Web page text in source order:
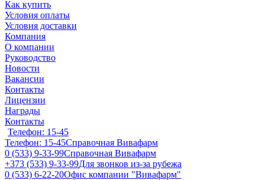
Как купить
Условия оплаты
Условия доставки
Компания
О компании
Руководство
Новости
Вакансии
Контакты
Лицензии
Награды
Контакты
Телефон: 15-45
Телефон: 15-45Справочная Вивафарм
0 (533) 9-33-99Справочная Вивафарм
+373 (533) 9-33-99Для звонков из-за рубежа
0 (533) 6-22-20Офис компании "Вивафарм"